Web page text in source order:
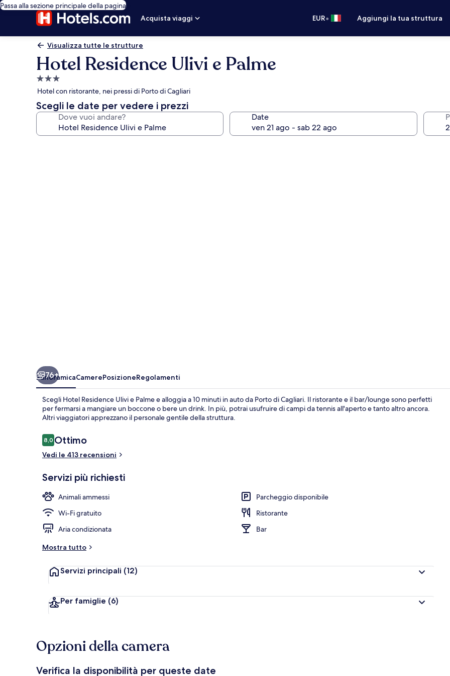
Passa alla sezione principale della pagina
Acquista viaggi
EUR• Aggiungi la tua struttura
Visualizza tutte le strutture
Hotel Residence Ulivi e Palme
Struttura
a
3.0
stelle
Hotel con ristorante, nei pressi di Porto di Cagliari
Scegli le date per vedere i prezzi
Dove vuoi andare? Date
76+
PanoramicaCamerePosizioneRegolamenti
Scegli Hotel Residence Ulivi e Palme e alloggia a 10 minuti in auto da Porto di Cagliari. Il ristorante e il bar/lounge sono perfetti
per fermarsi a mangiare un boccone o bere un drink. In più, potrai usufruire di campi da tennis all'aperto e tanto altro ancora.
Altri viaggiatori apprezzano il personale gentile della struttura.
Recensioni
8,08,0 su 10
Ottimo
Vedi le 413 recensioni
Servizi più richiesti
Animali ammessi
Parcheggio disponibile
Wi-Fi gratuito
Ristorante
Aria condizionata
Bar
Mostra tutto
Servizi principali (12)
Per famiglie (6)
Opzioni della camera
Verifica la disponibilità per queste date